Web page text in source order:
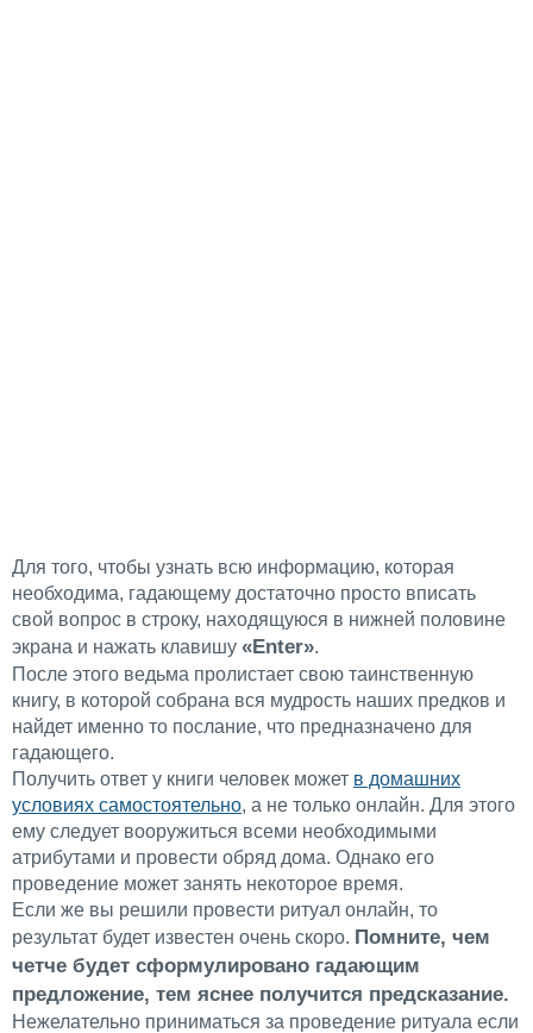
Для того, чтобы узнать всю информацию, которая
необходима, гадающему достаточно просто вписать
свой вопрос в строку, находящуюся в нижней половине
экрана и нажать клавишу «Enter».
После этого ведьма пролистает свою таинственную
книгу, в которой собрана вся мудрость наших предков и
найдет именно то послание, что предназначено для
гадающего.
Получить ответ у книги человек может в домашних
условиях самостоятельно, а не только онлайн. Для этого
ему следует вооружиться всеми необходимыми
атрибутами и провести обряд дома. Однако его
проведение может занять некоторое время.
Если же вы решили провести ритуал онлайн, то
результат будет известен очень скоро. Помните, чем
четче будет сформулировано гадающим
предложение, тем яснее получится предсказание.
Нежелательно приниматься за проведение ритуала если